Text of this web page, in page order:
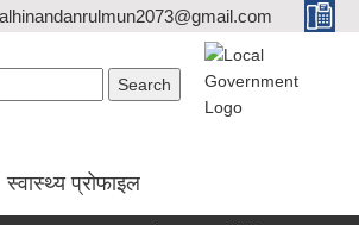
स्वास्थ्य प्रोफाइल